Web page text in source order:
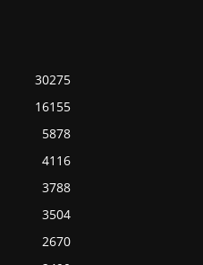
30275
16155
5878
4116
3788
3504
2670